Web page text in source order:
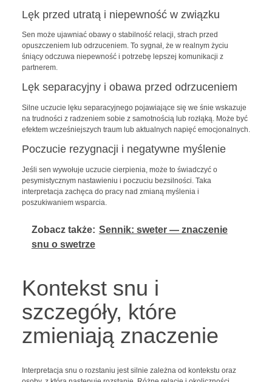
Lęk przed utratą i niepewność w związku
Sen może ujawniać obawy o stabilność relacji, strach przed
opuszczeniem lub odrzuceniem. To sygnał, że w realnym życiu
śniący odczuwa niepewność i potrzebę lepszej komunikacji z
partnerem.
Lęk separacyjny i obawa przed odrzuceniem
Silne uczucie lęku separacyjnego pojawiające się we śnie wskazuje
na trudności z radzeniem sobie z samotnością lub rozłąką. Może być
efektem wcześniejszych traum lub aktualnych napięć emocjonalnych.
Poczucie rezygnacji i negatywne myślenie
Jeśli sen wywołuje uczucie cierpienia, może to świadczyć o
pesymistycznym nastawieniu i poczuciu bezsilności. Taka
interpretacja zachęca do pracy nad zmianą myślenia i
poszukiwaniem wsparcia.
Zobacz także: Sennik: sweter — znaczenie
snu o swetrze
Kontekst snu i
szczegóły, które
zmieniają znaczenie
Interpretacja snu o rozstaniu jest silnie zależna od kontekstu oraz